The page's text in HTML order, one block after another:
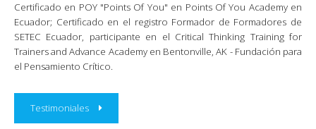
Certificado en POY "Points Of You" en Points Of You Academy en
Ecuador; Certificado en el registro Formador de Formadores de
SETEC Ecuador, participante en el Critical Thinking Training for
Trainers and Advance Academy en Bentonville, AK - Fundación para
el Pensamiento Crítico.
Testimoniales